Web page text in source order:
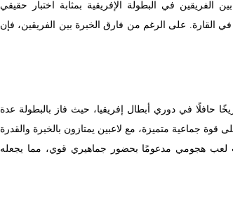
الفريقين في البطولة الإفريقية بمثابة اختبار حقيقي
القارة. على الرغم من فارق الخبرة بين الفريقين، فإن
حافلًا في دوري أبطال إفريقيا، حيث فاز بالبطولة عدة
جماعية متميزة، مع لاعبين يمتازون بالخبرة والقدرة
لعب هجومي مدعومًا بحضور جماهيري قوي، مما يجعله